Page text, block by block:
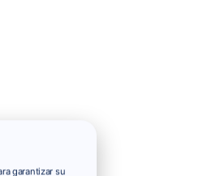
garantizar su